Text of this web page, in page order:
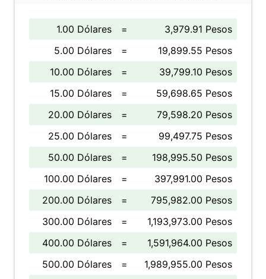
1.00 Dólares =
3,979.91 Pesos
5.00 Dólares
=
19,899.55 Pesos
10.00 Dólares
=
39,799.10 Pesos
15.00 Dólares
=
59,698.65 Pesos
20.00 Dólares
=
79,598.20 Pesos
25.00 Dólares
=
99,497.75 Pesos
50.00 Dólares
=
198,995.50 Pesos
100.00 Dólares
=
397,991.00 Pesos
200.00 Dólares
=
795,982.00 Pesos
300.00 Dólares
=
1,193,973.00 Pesos
400.00 Dólares
=
1,591,964.00 Pesos
500.00 Dólares
=
1,989,955.00 Pesos